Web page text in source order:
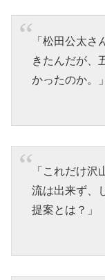
「松田公太
きたんだが、
かったのか。」
「これだけ
流は出来ず、
提案とは？」